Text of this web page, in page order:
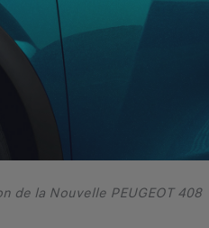
de la Nouvelle PEUGEOT 408